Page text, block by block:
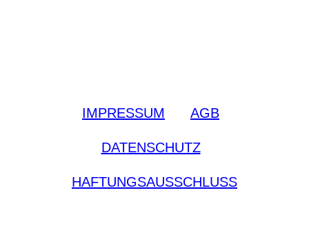
IMPRESSUM AGB
DATENSCHUTZ
HAFTUNGSAUSSCHLUSS